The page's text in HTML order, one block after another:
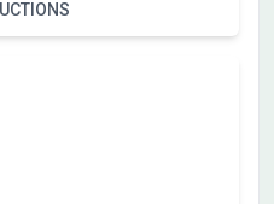
possible. Travaux de
viabilisés, libres de
directe par